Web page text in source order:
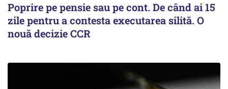
Poprire pe pensie sau pe cont. De când ai 15
zile pentru a contesta executarea silită. O
nouă decizie CCR